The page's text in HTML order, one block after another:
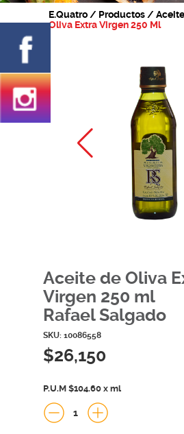
E.Quatro/ Productos/
Oliva Extra Virgen 250 Ml
Aceite de Oliva
Virgen 250 ml
Rafael Salgado
SKU: 10086558
$26,150
P.U.M $104.60 x ml
1